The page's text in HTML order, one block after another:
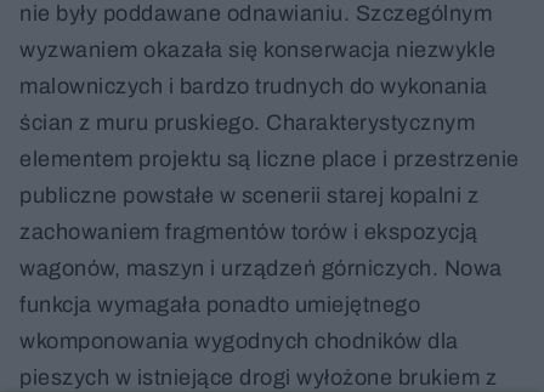
nie były poddawane odnawianiu. Szczególnym
wyzwaniem okazała się konserwacja niezwykle
malowniczych i bardzo trudnych do wykonania
ścian z muru pruskiego. Charakterystycznym
elementem projektu są liczne place i przestrzenie
publiczne powstałe w scenerii starej kopalni z
zachowaniem fragmentów torów i ekspozycją
wagonów, maszyn i urządzeń górniczych. Nowa
funkcja wymagała ponadto umiejętnego
wkomponowania wygodnych chodników dla
pieszych w istniejące drogi wyłożone brukiem z